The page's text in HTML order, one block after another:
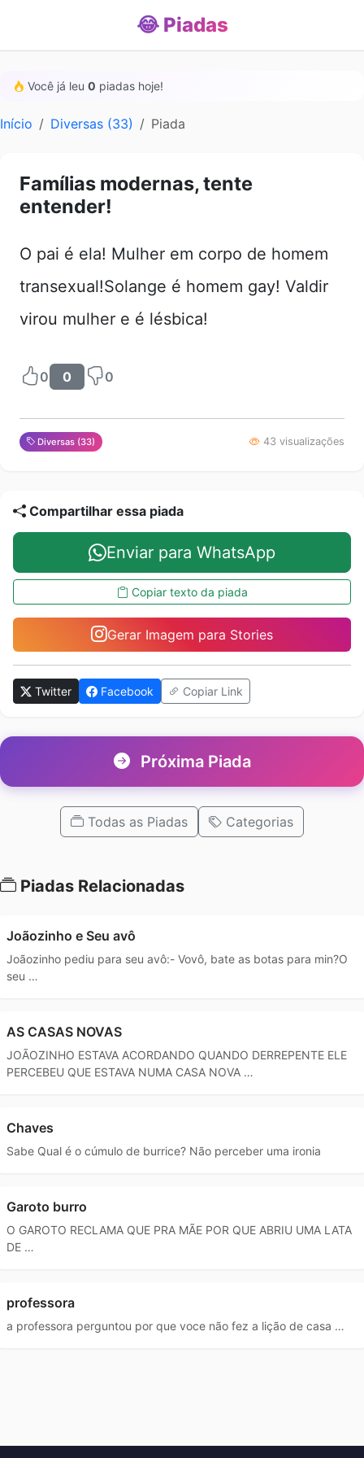
😂 Piadas
Você já leu 0 piadas hoje!
Início Diversas (33) Piada
Famílias modernas, tente
entender!
O pai é ela! Mulher em corpo de homem
transexual!Solange é homem gay! Valdir
virou mulher e é lésbica!
0 0 0
Diversas (33) 43 visualizações
Compartilhar essa piada
Enviar para WhatsApp
Copiar texto da piada
Gerar Imagem para Stories
Twitter Facebook Copiar Link
Próxima Piada
Todas as Piadas Categorias
Piadas Relacionadas
Joãozinho e Seu avô
Joãozinho pediu para seu avô:- Vovô, bate as botas para min?O
seu …
AS CASAS NOVAS
JOÃOZINHO ESTAVA ACORDANDO QUANDO DERREPENTE ELE
PERCEBEU QUE ESTAVA NUMA CASA NOVA …
Chaves
Sabe Qual é o cúmulo de burrice? Não perceber uma ironia
Garoto burro
O GAROTO RECLAMA QUE PRA MÃE POR QUE ABRIU UMA LATA
DE …
professora
a professora perguntou por que voce não fez a lição de casa …